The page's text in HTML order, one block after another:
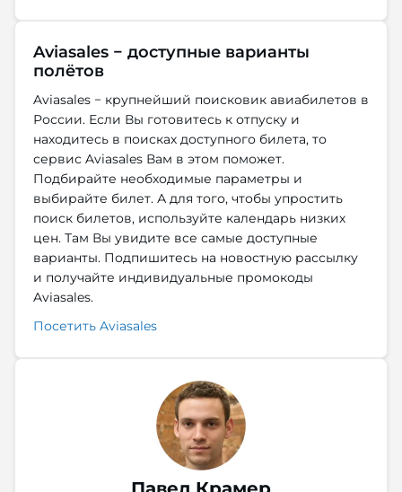
Aviasales − доступные варианты
полётов
Aviasales − крупнейший поисковик авиабилетов в
России. Если Вы готовитесь к отпуску и
находитесь в поисках доступного билета, то
сервис Aviasales Вам в этом поможет.
Подбирайте необходимые параметры и
выбирайте билет. А для того, чтобы упростить
поиск билетов, используйте календарь низких
цен. Там Вы увидите все самые доступные
варианты. Подпишитесь на новостную рассылку
и получайте индивидуальные промокоды
Aviasales.
Посетить Aviasales